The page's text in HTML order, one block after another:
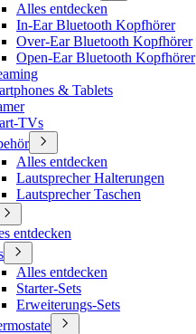
Alles entdecken
In-Ear Bluetooth Kopfhörer
Over-Ear Bluetooth Kopfhörer
Open-Ear Bluetooth Kopfhörer
& Tablets
TVs
Alles entdecken
Lautsprecher Halterungen
Lautsprecher Taschen
entdecken
Alles entdecken
Starter-Sets
Erweiterungs-Sets